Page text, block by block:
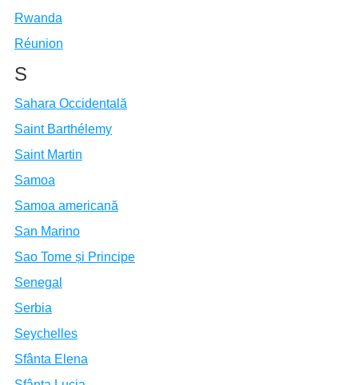
Rwanda
Réunion
S
Sahara Occidentală
Saint Barthélemy
Saint Martin
Samoa
Samoa americană
San Marino
Sao Tome și Principe
Senegal
Serbia
Seychelles
Sfânta Elena